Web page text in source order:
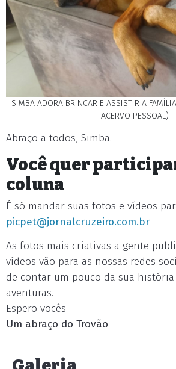
SIMBA ADORA BRINCAR E ASSISTIR A
ACERVO PESSOAL)
Abraço a todos, Simba.
Você quer
coluna
É só mandar suas fotos e vídeos
picpet@jornalcruzeiro.com.br
As fotos mais criativas a gente
vídeos vão para as nossas redes
de contar um pouco da sua história
aventuras.
Espero vocês
Um abraço do Trovão